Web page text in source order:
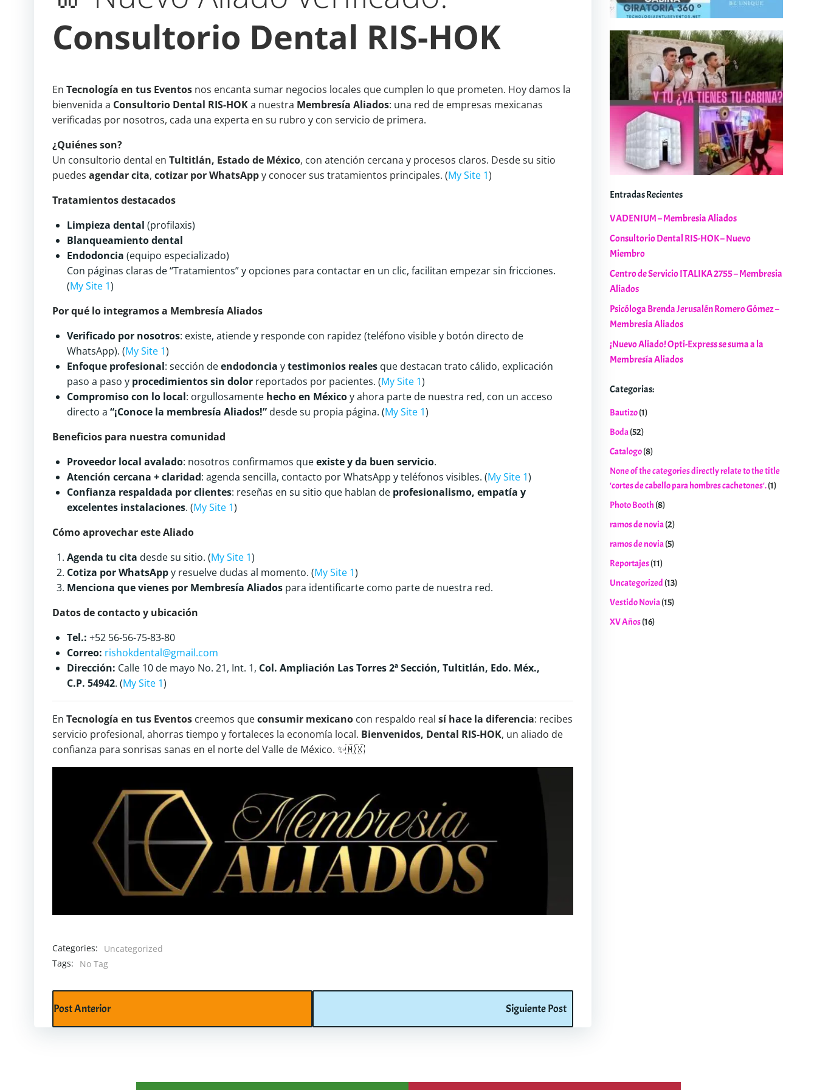
Consultorio Dental RIS-HOK
En Tecnología en tus Eventos nos encanta sumar negocios locales que cumplen lo que prometen. Hoy damos la
bienvenida a Consultorio Dental RIS-HOKa nuestra Membresía Aliados: una red de empresas mexicanas
verificadas por nosotros, cada una experta en su rubro y con servicio de primera.
¿Quiénes son?
Un consultorio dental en Tultitlán, Estado de México, con atención cercana y procesos claros. Desde su sitio
puedes agendar cita, cotizar por WhatsAppy conocer sus tratamientos principales. (My Site 1)
Tratamientos destacados
Limpieza dental (profilaxis)
Blanqueamiento dental
Endodoncia (equipo especializado)
Con páginas claras de “Tratamientos” y opciones para contactar en un clic, facilitan empezar sin fricciones.
(My Site 1)
Por qué lo integramos a Membresía Aliados
Verificado por nosotros: existe, atiende y responde con rapidez (teléfono visible y botón directo de
WhatsApp). (My Site 1)
Enfoque profesional: sección deendodoncia ytestimonios reales que destacan trato cálido, explicación
paso a paso y procedimientos sin dolor reportados por pacientes. (My Site 1)
Compromiso con lo local: orgullosamente hecho en Méxicoy ahora parte de nuestra red, con un acceso
directo a “¡Conoce la membresía Aliados!” desde su propia página. (My Site 1)
Beneficios para nuestra comunidad
Proveedor local avalado: nosotros confirmamos queexiste y da buen servicio.
Atención cercana + claridad: agenda sencilla, contacto por WhatsApp y teléfonos visibles. (My Site 1)
Confianza respaldada por clientes: reseñas en su sitio que hablan de profesionalismo, empatía y
excelentes instalaciones. (My Site 1)
Cómo aprovechar este Aliado
Agenda tu cita desde su sitio. (My Site 1)
Cotiza por WhatsAppy resuelve dudas al momento. (My Site 1)
Menciona que vienes por Membresía Aliados para identificarte como parte de nuestra red.
Datos de contacto y ubicación
Tel.: +52 56-56-75-83-80
Correo: rishokdental@gmail.com
Dirección: Calle 10 de mayo No. 21, Int. 1, Col. Ampliación Las Torres 2ª Sección, Tultitlán, Edo. Méx.,
C.P. 54942. (My Site 1)
En Tecnología en tus Eventos creemos queconsumir mexicano con respaldo real sí hace la diferencia: recibes
servicio profesional, ahorras tiempo y fortaleces la economía local. Bienvenidos, Dental RIS-HOK, un aliado de
confianza para sonrisas sanas en el norte del Valle de México. ✨🇲🇽
Categories:
Uncategorized
Tags:
No Tag
Post
Post Anterior Siguiente Post
Entradas Recientes
VADENIUM – Membresia Aliados
Consultorio Dental RIS-HOK – Nuevo
Miembro
Centro de Servicio ITALIKA 2755 – Membresia
Aliados
Psicóloga Brenda Jerusalén Romero Gómez –
Membresia Aliados
¡Nuevo Aliado! Opti-Express se suma a la
Membresía Aliados
Categorias:
Bautizo(1)
Boda(52)
Catalogo(8)
None of the categories directly relate to the title
'cortes de cabello para hombres cachetones'.(1)
Photo Booth (8)
ramos de novia(2)
ramos de novia(5)
Reportajes(11)
Uncategorized (13)
Vestido Novia(15)
XV Años(16)